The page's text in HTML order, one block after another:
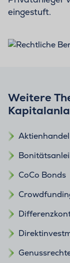
eingestuft.
Weitere
Aktienhandel
CoCo Bonds